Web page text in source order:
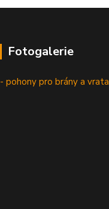
Fotogalerie
- pohony pro brány a vrata